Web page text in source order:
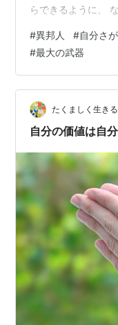
らできるように、
します。 ハンドメ
うとしていますが
まではいきません
ないで生活を目指
ら、あったらいい
の自分を仮想化し
#異邦人 #自分さ
#最大の武器
たくましく生きる
自分の価値は自